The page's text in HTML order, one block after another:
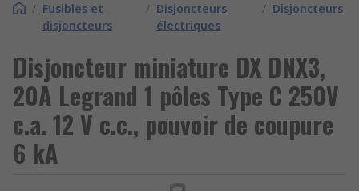
/ Fusibles et
disjoncteurs
/ Disjoncteurs
électriques
/ Disjoncteurs
Disjoncteur miniature DX DNX3,
20A Legrand 1 pôles Type C 250V
c.a. 12 V c.c., pouvoir de coupure
6 kA